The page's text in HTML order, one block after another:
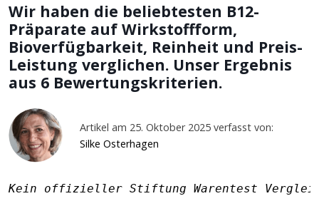
Wir haben die beliebtesten B12-
Präparate auf Wirkstoffform,
Bioverfügbarkeit, Reinheit und Preis-
Leistung verglichen. Unser Ergebnis
aus 6 Bewertungskriterien.
Artikel am 25. Oktober 2025 verfasst von:
Silke Osterhagen
Kein offizieller Stiftung Warentest